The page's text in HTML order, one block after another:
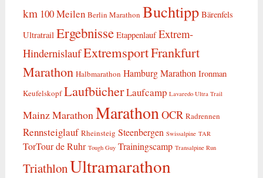
km 100 Meilen Berlin Marathon Buchtipp Bärenfels
Ultratrail Ergebnisse Etappenlauf Extrem-
HindernislaufExtremsportFrankfurt
Marathon Halbmarathon Hamburg Marathon Ironman
Keufelskopf LaufbücherLaufcamp Lavaredo Ultra Trail
Mainz MarathonMarathonOCR Radrennen
Rennsteiglauf Rheinsteig Steenbergen Swissalpine TAR
TorTour de Ruhr Tough Guy Trainingscamp Transalpine Run
TriathlonUltramarathon